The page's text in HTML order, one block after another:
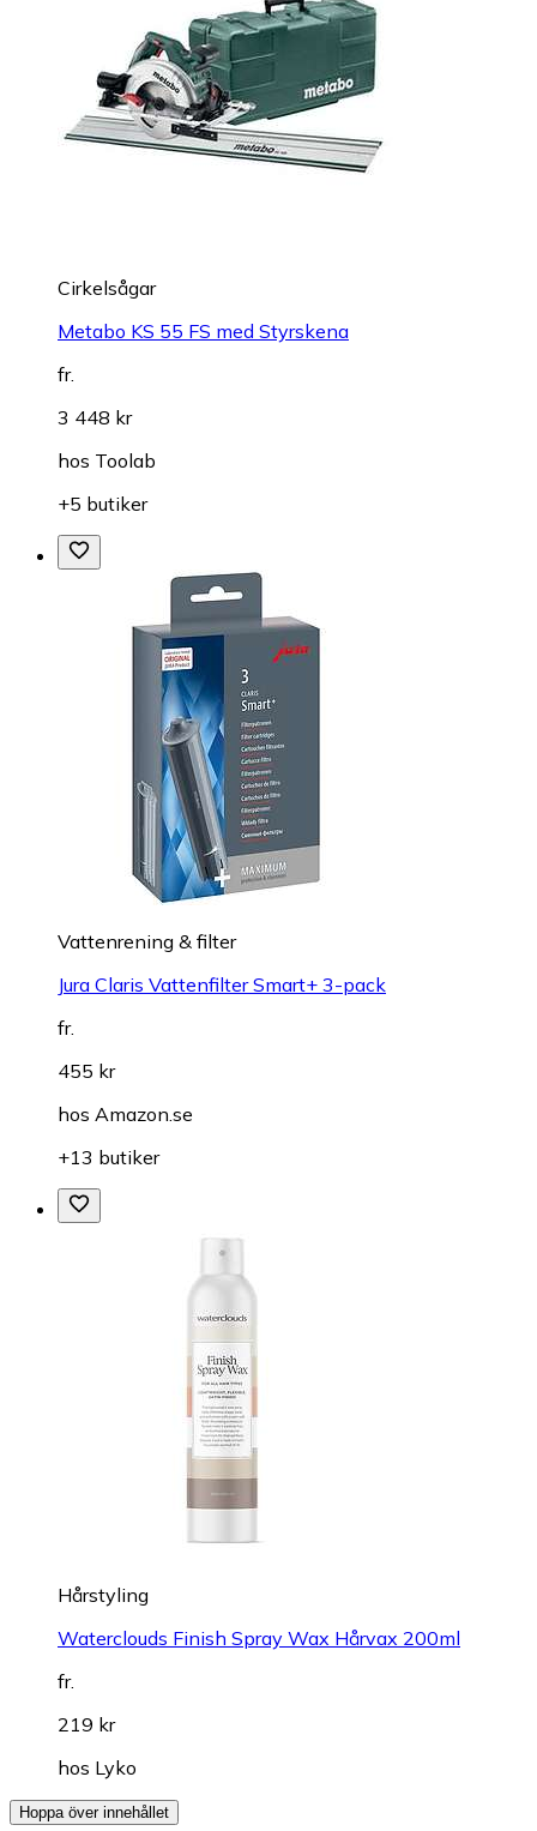
Cirkelsågar
Metabo KS 55 FS med Styrskena
fr.
3 448 kr
hos Toolab
+5 butiker
Vattenrening & filter
Jura Claris Vattenfilter Smart+ 3-pack
fr.
455 kr
hos Amazon.se
+13 butiker
Hårstyling
Waterclouds Finish Spray Wax Hårvax 200ml
fr.
219 kr
hos Lyko
Hoppa över innehållet